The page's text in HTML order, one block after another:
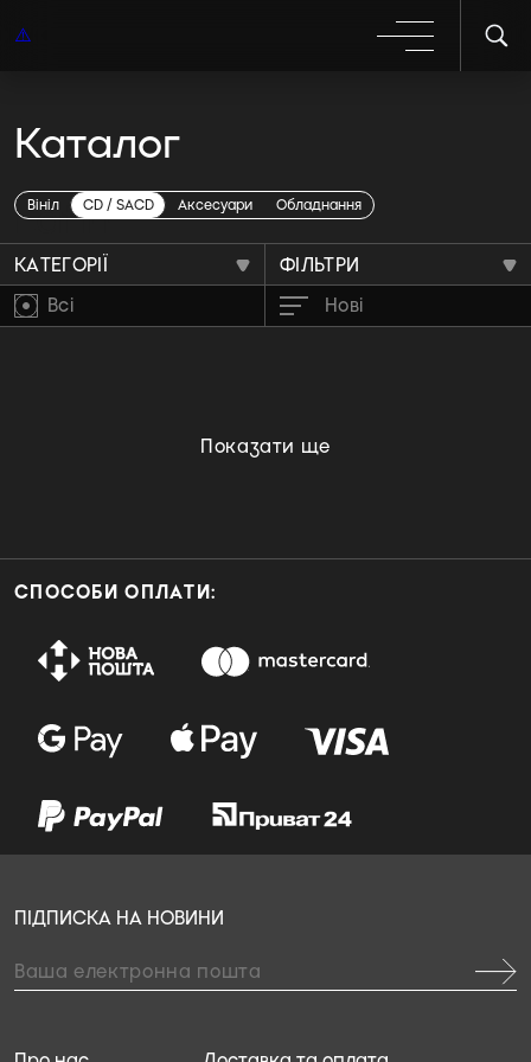
Каталог
Вініл CD / SACD Аксесуари Обладнання
Latin
КАТЕГОРІЇ
ФІЛЬТРИ
Всі
Нові
Показати ще
СПОСОБИ ОПЛАТИ:
ПІДПИСКА НА НОВИНИ